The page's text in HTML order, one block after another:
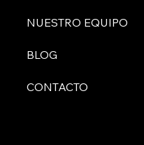
NUESTRO EQUIPO
BLOG
CONTACTO